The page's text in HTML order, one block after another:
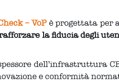
– VoPè progettata per
la fiducia degli
dell’infrastruttura
e conformità